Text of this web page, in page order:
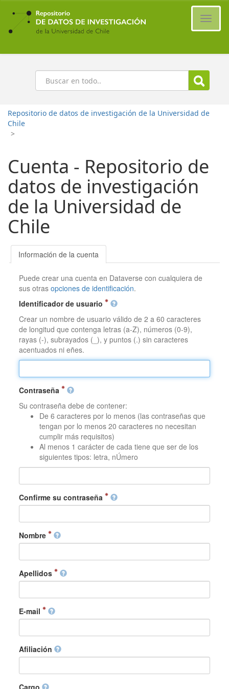
Ir
contenido
principal
Buscar
Repositorio de datos de investigación de la Universidad de
Chile
>
Cuenta - Repositorio de
datos de investigación
de la Universidad de
Chile
Información de la cuenta
Puede crear una cuenta en Dataverse con cualquiera de
sus otrasopciones de identificación.
Identificador de usuario
Crear un nombre de usuario válido de 2 a 60 caracteres
de longitud que contenga letras (a-Z), números (0-9),
rayas (-), subrayados (_), y puntos (.) sin caracteres
acentuados ni eñes.
Contraseña
Su contraseña debe de contener:
De 6 caracteres por lo menos (las contraseñas que
tengan por lo menos 20 caracteres no necesitan
cumplir más requisitos)
Al menos 1 carácter de cada tiene que ser de los
siguientes tipos: letra, nÚmero
Confirme su contraseña
Nombre
Apellidos
E-mail
Afiliación
Cargo